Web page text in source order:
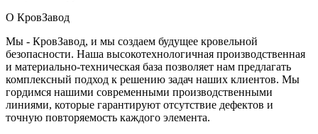
О КровЗавод
Мы - КровЗавод, и мы создаем будущее кровельной
безопасности. Наша высокотехнологичная производственная
и материально-техническая база позволяет нам предлагать
комплексный подход к решению задач наших клиентов. Мы
гордимся нашими современными производственными
линиями, которые гарантируют отсутствие дефектов и
точную повторяемость каждого элемента.